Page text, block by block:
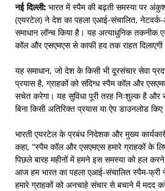
नई दिल्ली: भारत में स्पैम की बढ़ती समस्या पर
(एयरटेल) ने देश का पहला एआई-संचालित,
समाधान लॉन्च किया है। यह अत्याधुनिक तकनीक
कॉल और एसएमएस से काफी हद तक राहत
यह समाधान, जो देश के किसी भी दूरसंचार सेवा
प्रयास है, ग्राहकों को संदिग्ध स्पैम कॉल और
सचेत करेगा। यह सुविधा पूरी तरह निःशुल्क है और
बिना किसी अतिरिक्त प्रयास या ऐप डाउनलोड
भारती एयरटेल के प्रबंध निदेशक और मुख्य
कहा, “स्पैम कॉल और एसएमएस हमारे ग्राहकों के
पिछले बारह महीनों में हमने इस समस्या को हल
आज हम भारत का पहला एआई-संचालित स्पैम-फ्री
हमारे ग्राहकों को अनचाहे संचार से बचाने में मदद